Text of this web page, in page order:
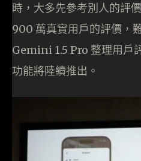
時，大多先參考別人的評
900 萬真實用戶的評價，
Gemini 1.5 Pro 整理用戶
功能將陸續推出。